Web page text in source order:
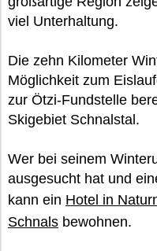
viel Unterhaltung.
Die zehn Kilometer
Möglichkeit zum
zur Ötzi-Fundstelle
Skigebiet Schnalstal.
Wer bei seinem
ausgesucht hat und
kann ein Hotel in
Schnals bewohnen.